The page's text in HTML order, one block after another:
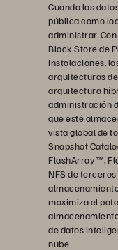
Cuando los
pública como
administrar.
Block Store de
instalaciones,
arquitecturas
arquitectura
administración
que esté
vista global de
Snapshot
FlashArray ™,
NFS de
maximiza el
de datos
nube.